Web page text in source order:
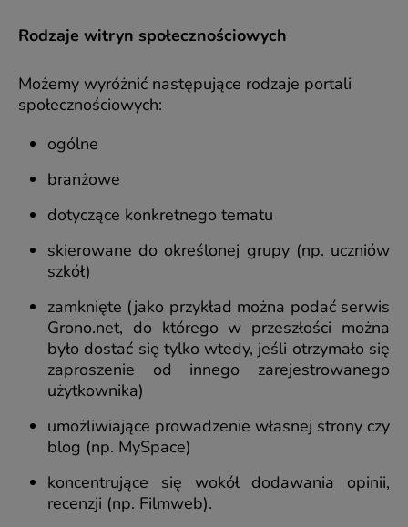
Rodzaje witryn społecznościowych
Możemy wyróżnić następujące rodzaje portali
społecznościowych:
ogólne
branżowe
dotyczące konkretnego tematu
skierowane do określonej grupy (np. uczniów
szkół)
zamknięte (jako przykład można podać serwis
Grono.net, do którego w przeszłości można
było dostać się tylko wtedy, jeśli otrzymało się
zaproszenie od innego zarejestrowanego
użytkownika)
umożliwiające prowadzenie własnej strony czy
blog (np. MySpace)
koncentrujące się wokół dodawania opinii,
recenzji (np. Filmweb).